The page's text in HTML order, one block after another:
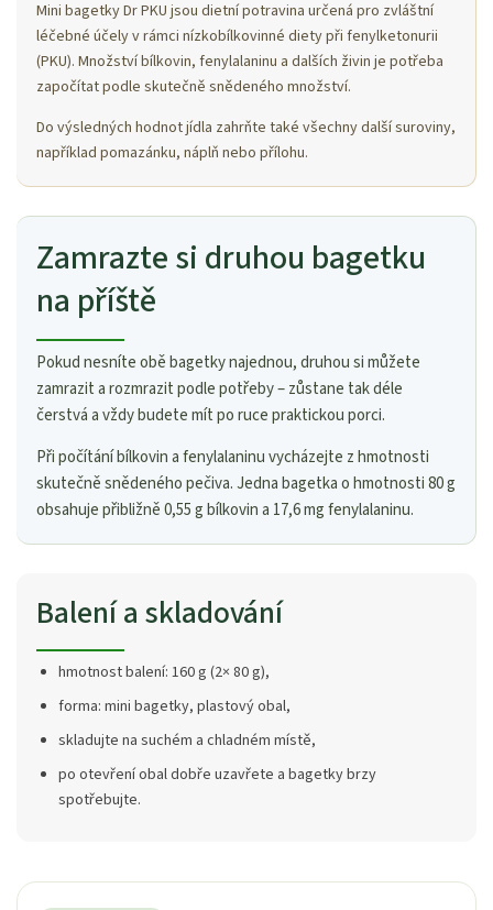
Mini bagetky Dr PKU jsou dietní potravina určená pro zvláštní
léčebné účely v rámci nízkobílkovinné diety při fenylketonurii
(PKU). Množství bílkovin, fenylalaninu a dalších živin je potřeba
započítat podle skutečně snědeného množství.
Do výsledných hodnot jídla zahrňte také všechny další suroviny,
například pomazánku, náplň nebo přílohu.
Zamrazte si druhou bagetku
na příště
Pokud nesníte obě bagetky najednou, druhou si můžete
zamrazit a rozmrazit podle potřeby – zůstane tak déle
čerstvá a vždy budete mít po ruce praktickou porci.
Při počítání bílkovin a fenylalaninu vycházejte z hmotnosti
skutečně snědeného pečiva. Jedna bagetka o hmotnosti 80 g
obsahuje přibližně 0,55 g bílkovin a 17,6 mg fenylalaninu.
Balení a skladování
hmotnost balení: 160 g (2× 80 g),
forma: mini bagetky, plastový obal,
skladujte na suchém a chladném místě,
po otevření obal dobře uzavřete a bagetky brzy
spotřebujte.